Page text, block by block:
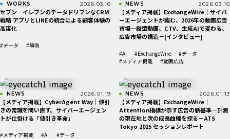
WORKS 2026.03.16
セブン‐イレブンのデータドリブンなCRM
戦略 アプリとLINEの統合による顧客体験の
高度化
#データ #事例
NEWS 2026.03.10
【メディア掲載】ExchangeWire｜サイバ
ーエージェントが臨む、2026年の動画広告
市場─縦型動画、CTV、生成AIで変わる、
広告市場の構造－[インタビュー]
#AI #ExchangeWire
#データ
#メディア掲載
#動画広告
NEWS 2026.01.19
【メディア掲載】CyberAgent Way｜値引
きの常識を問い直す。サイバーエージェン
トが仕掛ける「値引き革命」
#メディア掲載 #AI #データ
NEWS 2026.01.13
【メディア掲載】ExchangeWire｜
Attention指標が示す広告の新基準－計測
の現在地と次の成長曲線を探る－ATS
Tokyo 2025 セッションレポート